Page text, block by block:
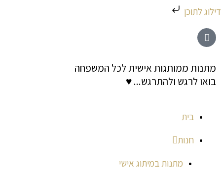
דילוג לתוכן
דילוג
לתוכן
מתנות ממותגות אישית לכל המשפחה
בואו לרגש ולהתרגש... ♥
בית
חנות
מתנות במיתוג אישי